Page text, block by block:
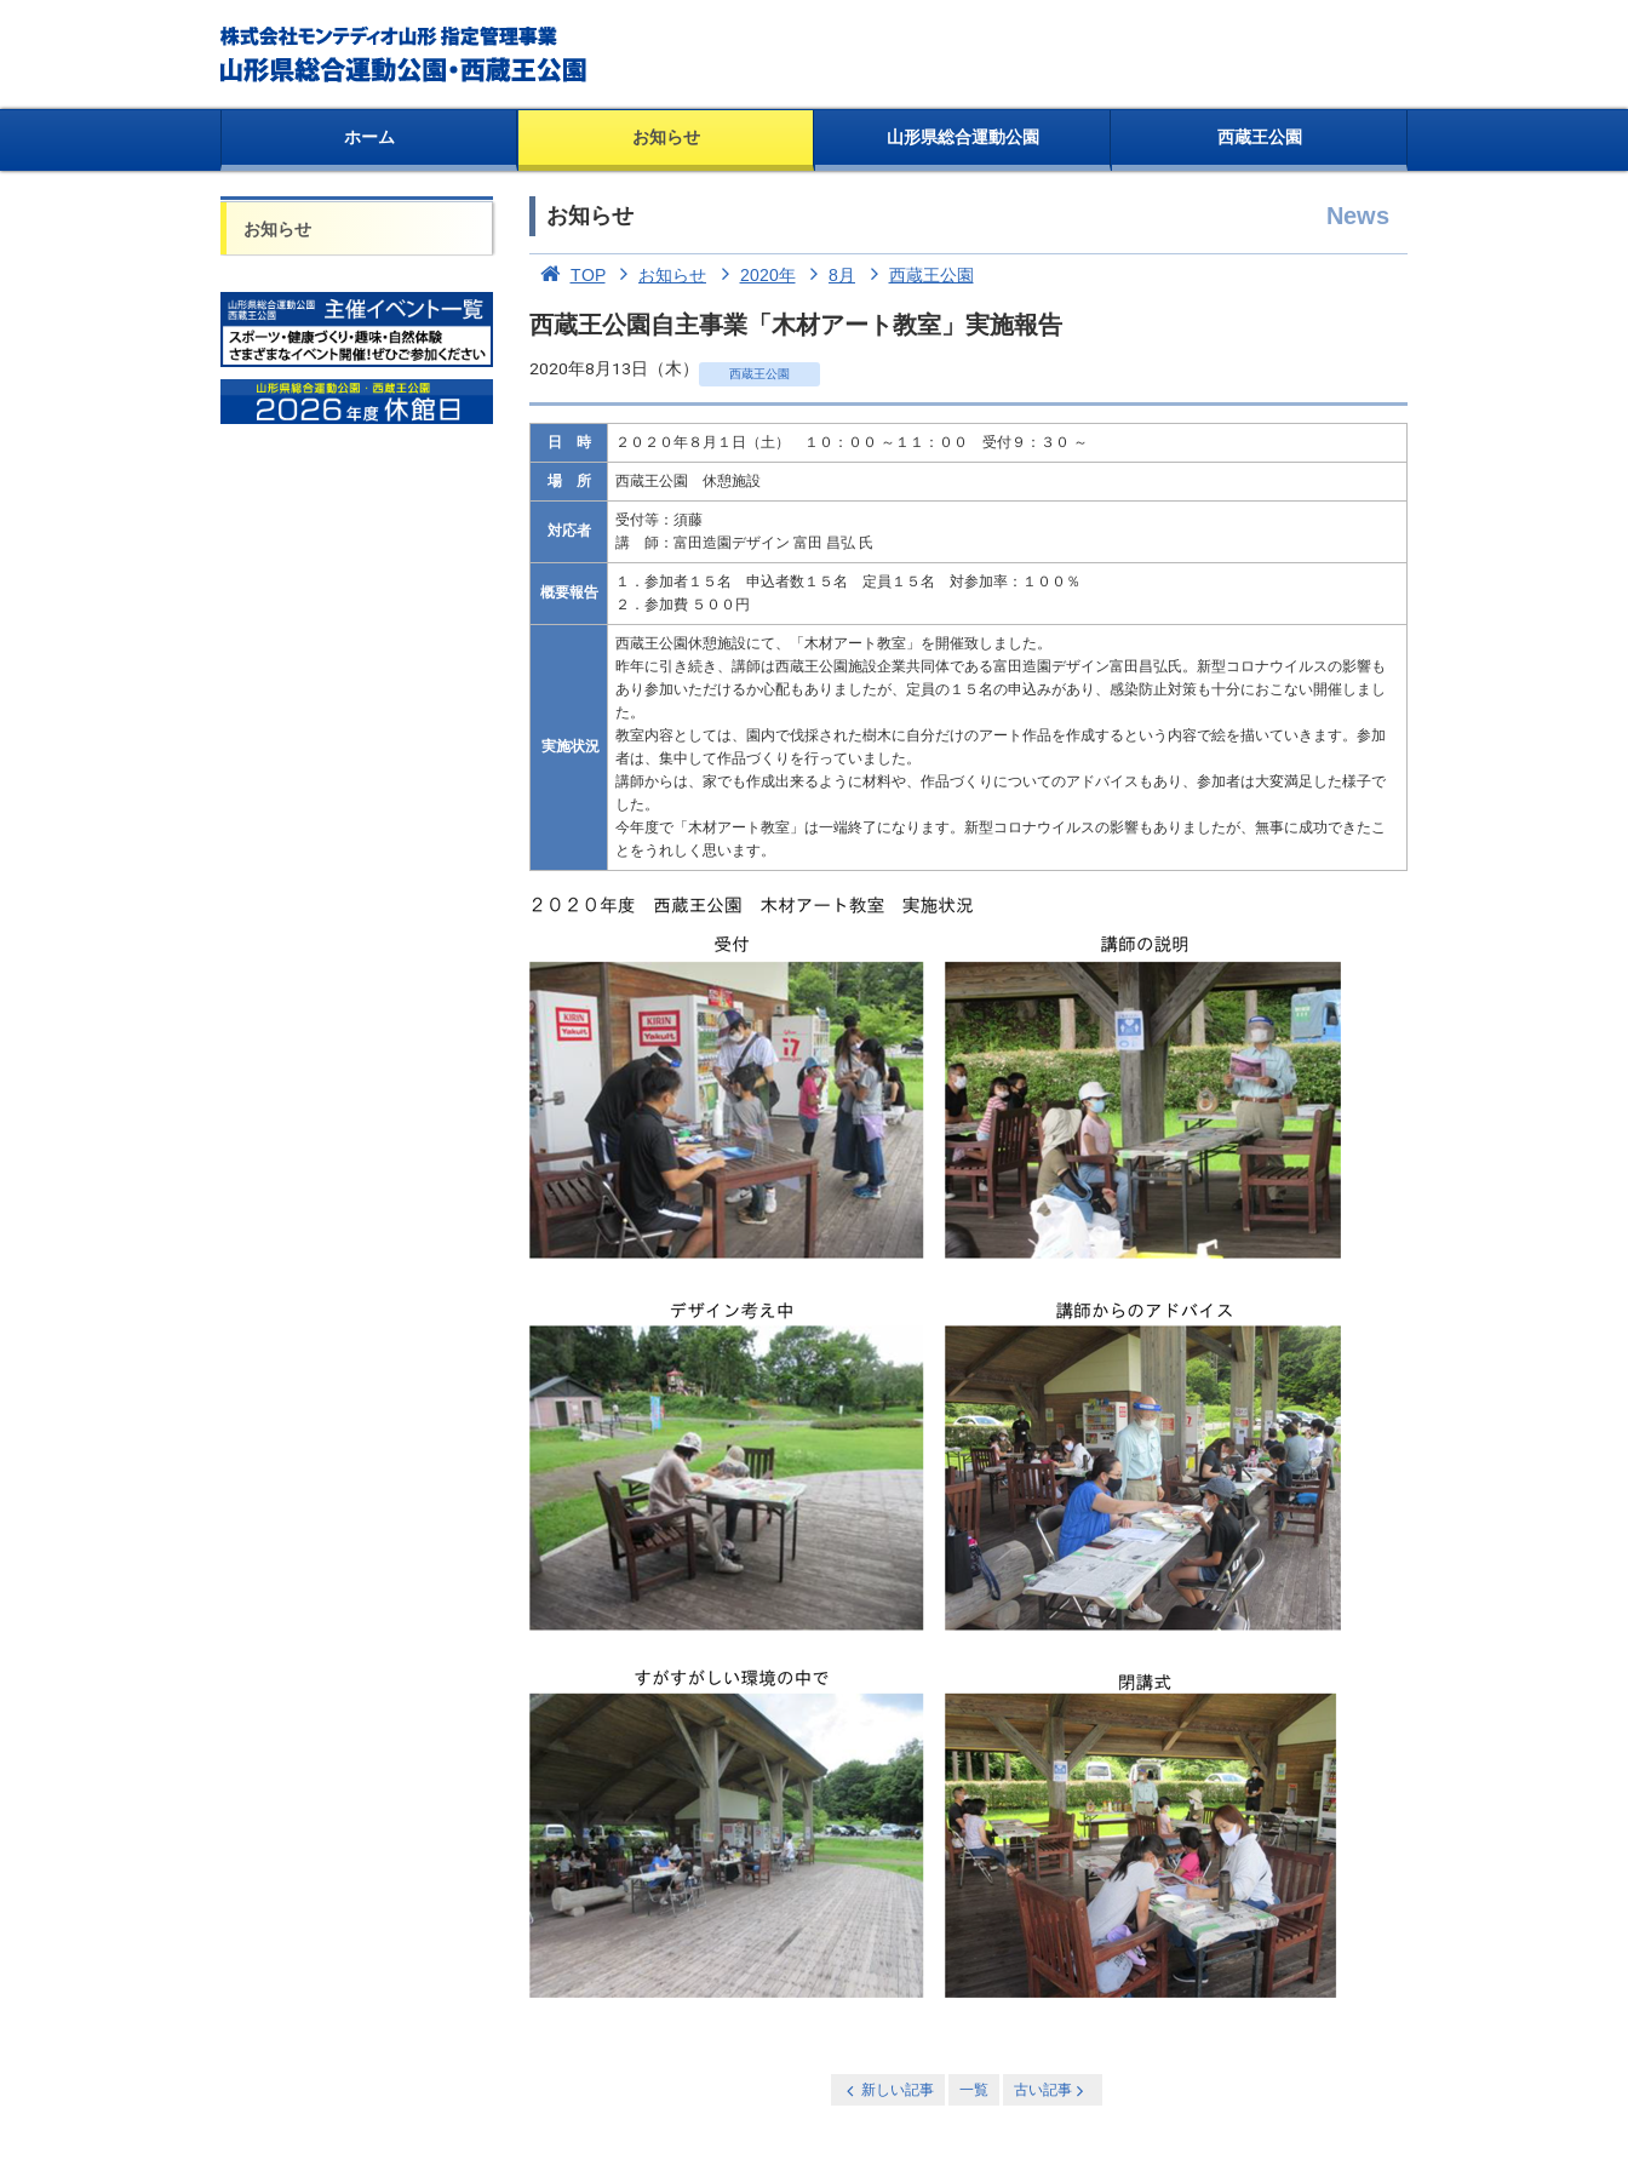
ホーム お知らせ 山形県総合運動公園 西蔵王公園
お知らせ
お知らせ News
TOP お知らせ 2020年 8月 西蔵王公園
西蔵王公園自主事業「木材アート教室」実施報告
2020年8月13日（木） 西蔵王公園
日 時 ２０２０年８月１日（土） １０：００ ～１１：００ 受付９：３０ ～
場 所 西蔵王公園 休憩施設
対応者
受付等：須藤
講 師：富田造園デザイン 富田 昌弘 氏
概要報告
１．参加者１５名 申込者数１５名 定員１５名 対参加率：１００％
２．参加費 ５００円
実施状況
西蔵王公園休憩施設にて、「木材アート教室」を開催致しました。
昨年に引き続き、講師は西蔵王公園施設企業共同体である富田造園デザイン富田昌弘氏。新型コロナウイルスの影響も
あり参加いただけるか心配もありましたが、定員の１５名の申込みがあり、感染防止対策も十分におこない開催しまし
た。
教室内容としては、園内で伐採された樹木に自分だけのアート作品を作成するという内容で絵を描いていきます。参加
者は、集中して作品づくりを行っていました。
講師からは、家でも作成出来るように材料や、作品づくりについてのアドバイスもあり、参加者は大変満足した様子で
した。
今年度で「木材アート教室」は一端終了になります。新型コロナウイルスの影響もありましたが、無事に成功できたこ
とをうれしく思います。
新しい記事 一覧 古い記事